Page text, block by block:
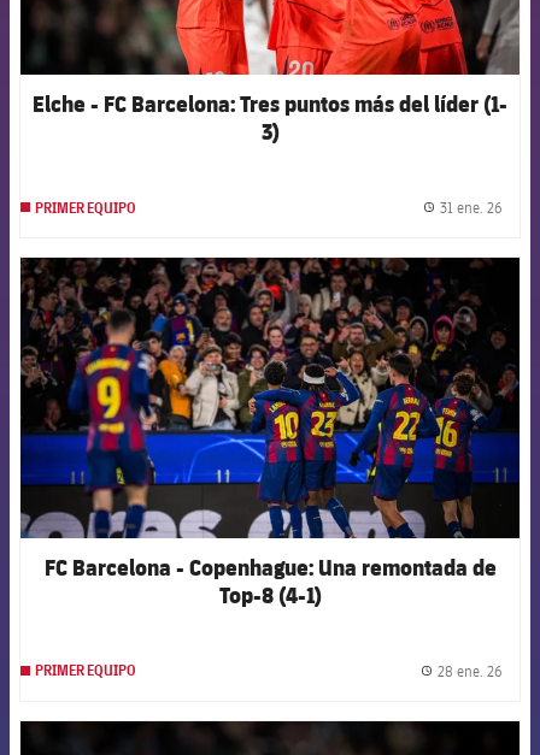
Elche - FC Barcelona: Tres puntos más del líder (1-
3)
PRIMER EQUIPO 31 ene. 26
FCB Barcelona badge
FC Barcelona - Copenhague: Una remontada de
Top-8 (4-1)
PRIMER EQUIPO 28 ene. 26